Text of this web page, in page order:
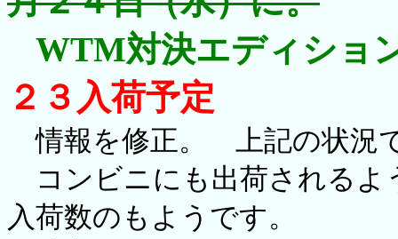
WTM対決エディショ
２３入荷予定
情報を修正。 上記の状況
コンビニにも出荷されるよ
入荷数のもようです。